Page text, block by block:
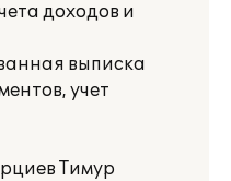
доходов и
выписка
учет
Тимур